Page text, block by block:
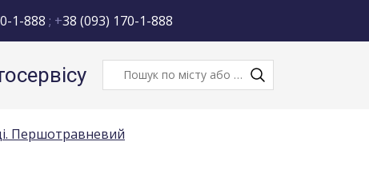
1-888 ; +38 (093) 170-1-888
Першотравневий